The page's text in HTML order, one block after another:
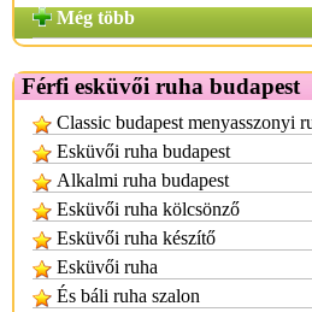
Még több
Férfi esküvői ruha budapest
Classic budapest menyasszonyi
Esküvői ruha budapest
Alkalmi ruha budapest
Esküvői ruha kölcsönző
Esküvői ruha készítő
Esküvői ruha
És báli ruha szalon